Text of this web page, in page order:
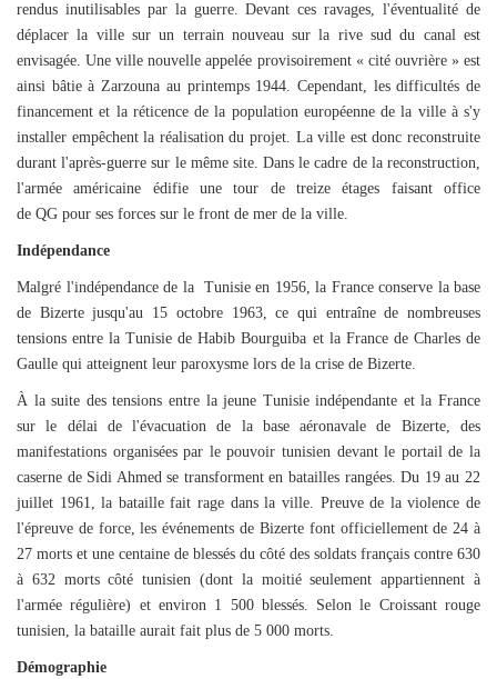
rendus inutilisablespar la guerre. Devant ces ravages, l'éventualité de
déplacer la ville sur un terrain nouveau sur la rive sud du canal est
envisagée. Une ville nouvelle appelée provisoirement « cité ouvrière » est
ainsi bâtie à Zarzouna au printemps 1944. Cependant, les difficultés de
financement et la réticence de la population européenne de la ville à s'y
installer empêchent la réalisation du projet. La ville est donc reconstruite
durant l'après-guerre sur le même site. Dans le cadre de la reconstruction,
l'armée américaine édifie une tour de treize étages faisant office
de QG pour ses forces sur le front de mer de la ville.
Indépendance
Malgré l'indépendance de la
Tunisie en 1956, la France conserve la base
de Bizerte jusqu'au 15 octobre 1963, ce qui entraîne de nombreuses
tensions entre la Tunisie de Habib Bourguiba et la France de Charles de
Gaulle qui atteignent leur paroxysme lors de la crise de Bizerte.
À la suite des tensions entre la jeune Tunisie indépendante et la France
sur le délai de l'évacuation de la base aéronavale de Bizerte, des
manifestations organisées par le pouvoir tunisien devant le portail de la
caserne de Sidi Ahmed se transforment en batailles rangées. Du 19au22
juillet 1961, la bataille fait rage dans la ville. Preuve de la violence de
l'épreuve de force, les événements de Bizerte font officiellement de 24 à
27 morts et une centaine de blessés du côté des soldats français contre 630
à 632 morts côté tunisien (dont la moitié seulement appartiennent à
l'armée régulière) et environ 1 500 blessés. Selon le Croissant rouge
tunisien, la bataille aurait fait plus de 5 000 morts.
Démographie